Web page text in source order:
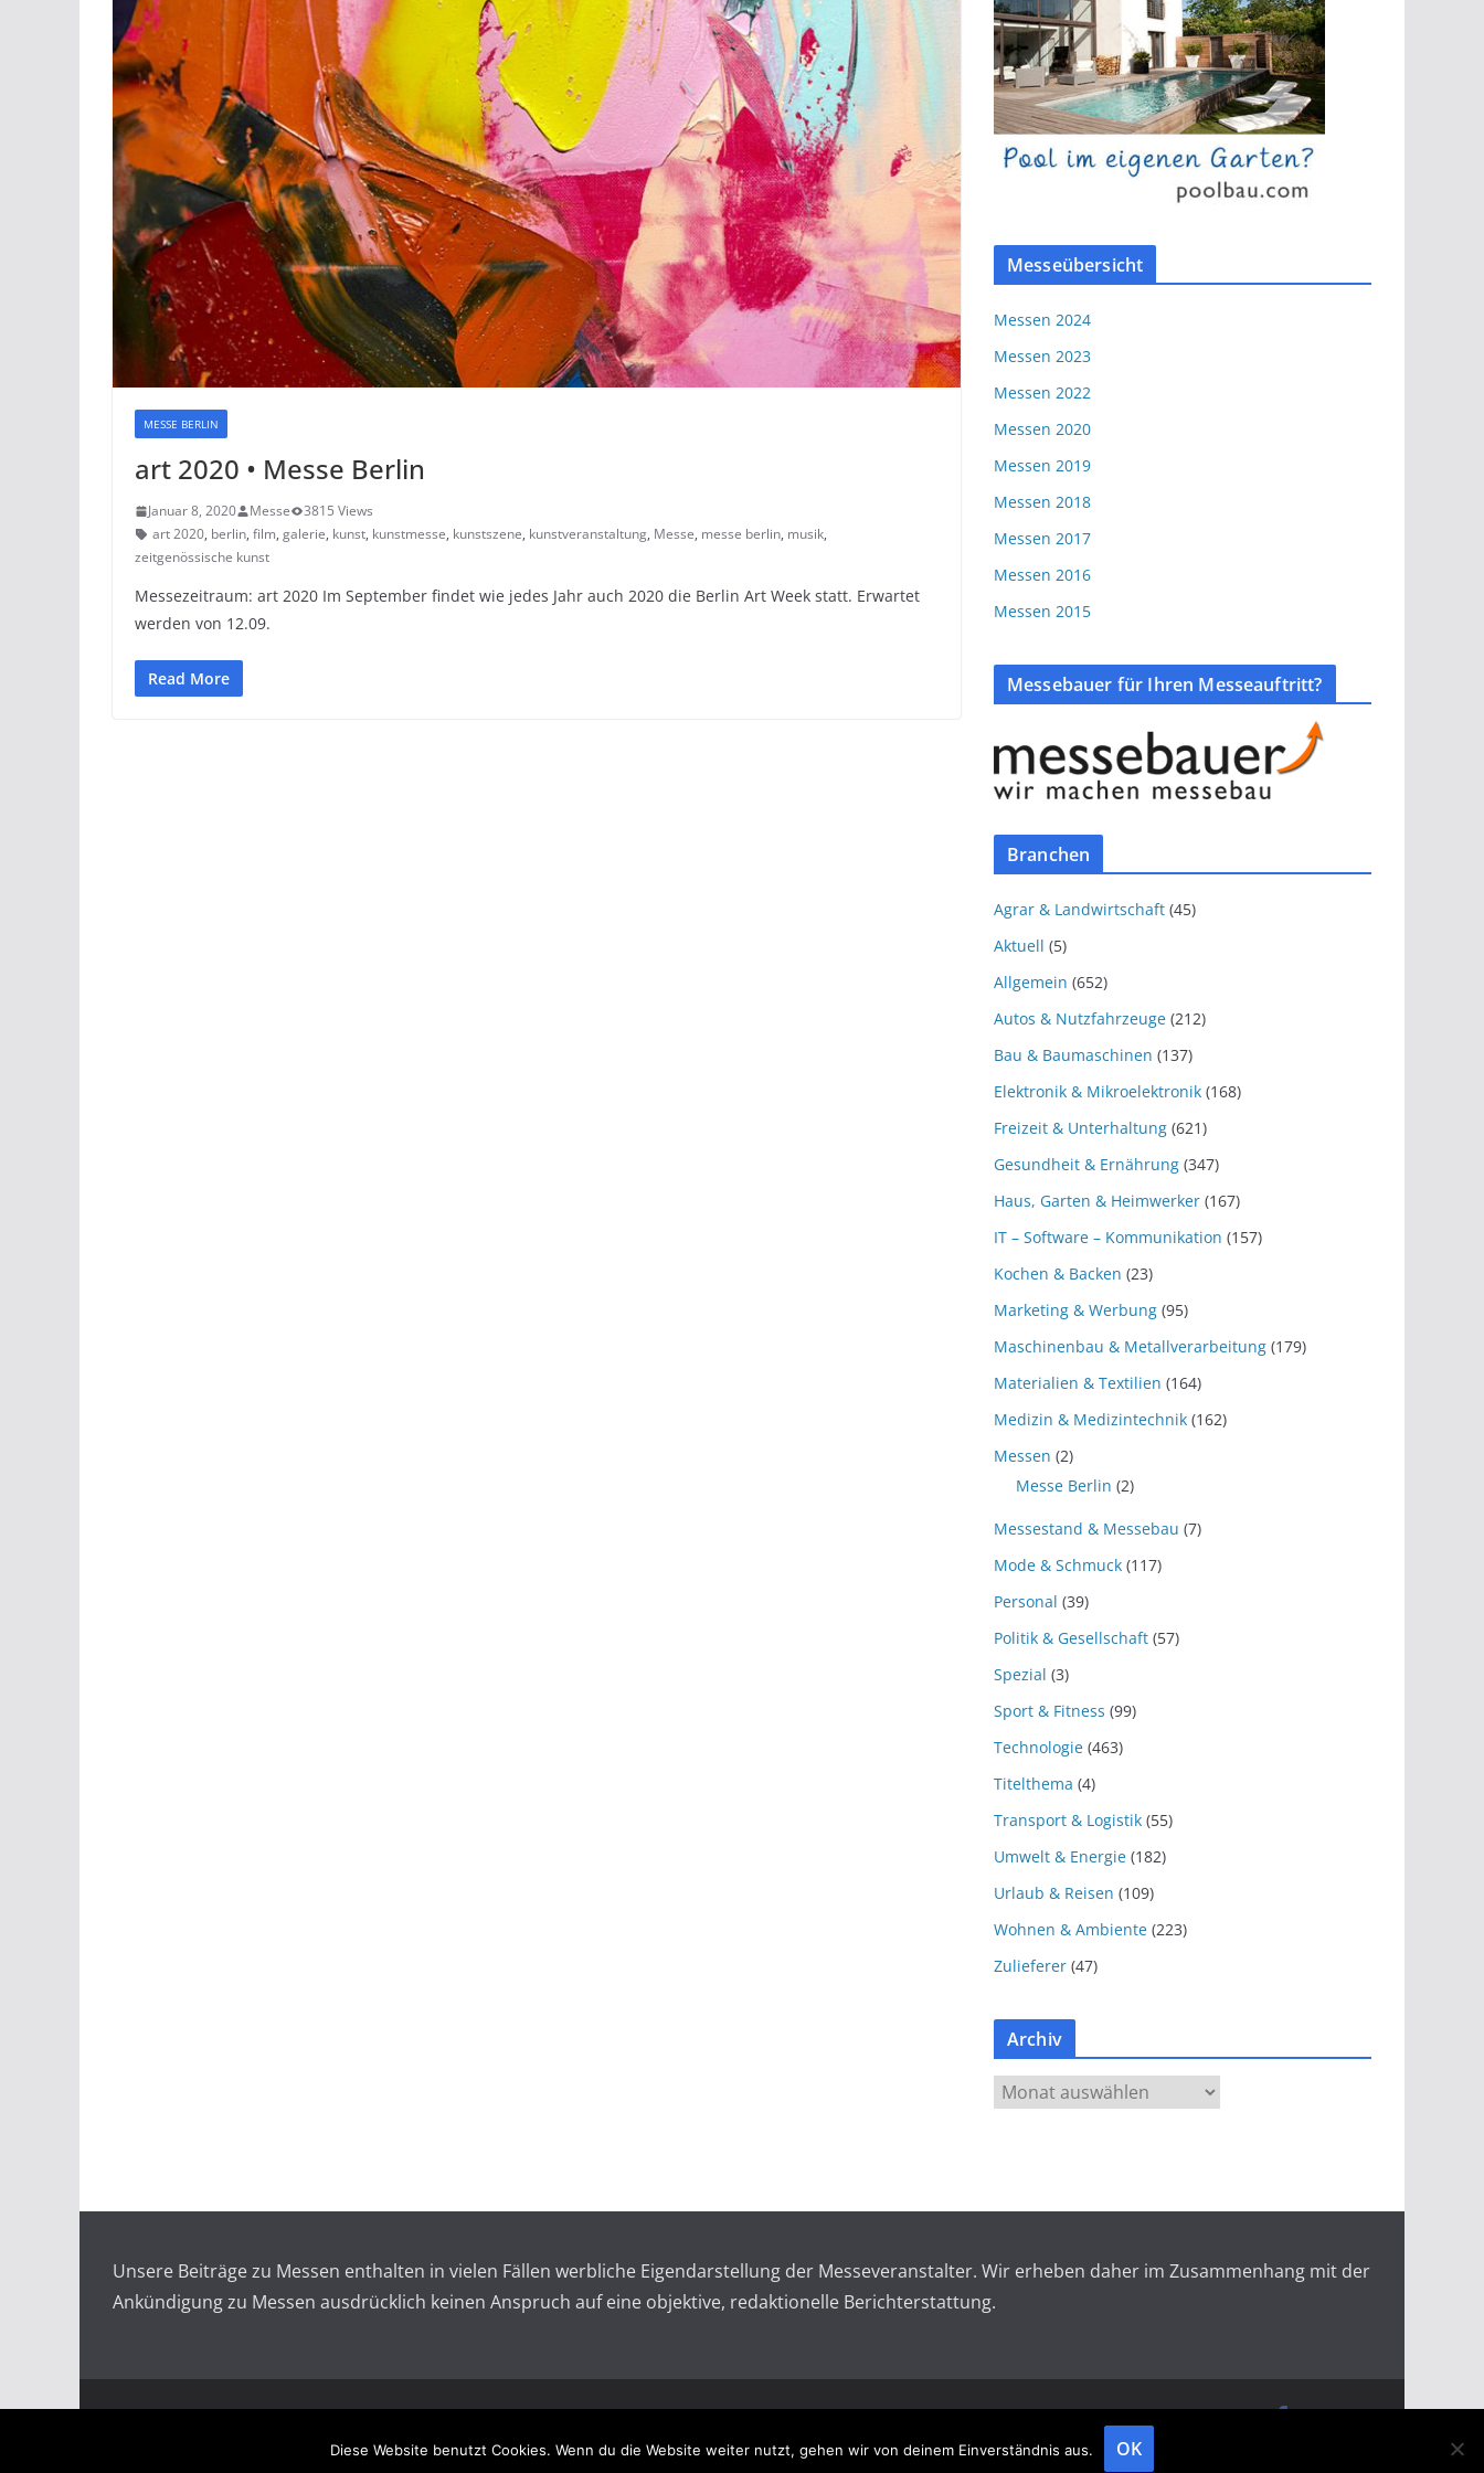
MESSE BERLIN
art 2020 • Messe Berlin
Januar 8, 2020 Messe
3815 Views
art 2020, berlin, film, galerie, kunst, kunstmesse, kunstszene, kunstveranstaltung, Messe, messe berlin, musik,
zeitgenössische kunst
Messezeitraum: art 2020 Im September findet wie jedes Jahr auch 2020 die Berlin Art Week statt. Erwartet
werden von 12.09.
Read More
Messeübersicht
Messen 2024
Messen 2023
Messen 2022
Messen 2020
Messen 2019
Messen 2018
Messen 2017
Messen 2016
Messen 2015
Messebauer für Ihren Messeauftritt?
Branchen
Agrar & Landwirtschaft (45)
Aktuell (5)
Allgemein (652)
Autos & Nutzfahrzeuge (212)
Bau & Baumaschinen (137)
Elektronik & Mikroelektronik (168)
Freizeit & Unterhaltung (621)
Gesundheit & Ernährung (347)
Haus, Garten & Heimwerker (167)
IT – Software – Kommunikation (157)
Kochen & Backen (23)
Marketing & Werbung (95)
Maschinenbau & Metallverarbeitung (179)
Materialien & Textilien (164)
Medizin & Medizintechnik (162)
Messen (2)
Messe Berlin (2)
Messestand & Messebau (7)
Mode & Schmuck (117)
Personal (39)
Politik & Gesellschaft (57)
Spezial (3)
Sport & Fitness (99)
Technologie (463)
Titelthema (4)
Transport & Logistik (55)
Umwelt & Energie (182)
Urlaub & Reisen (109)
Wohnen & Ambiente (223)
Zulieferer (47)
Archiv
r
Unsere Beiträge zu Messen enthalten in vielen Fällen werbliche Eigendarstellung der Messeveranstalter. Wir erheben daher im Zusammenhang mit der
Ankündigung zu Messen ausdrücklich keinen Anspruch auf eine objektive, redaktionelle Berichterstattung.
Datenschutz
Diese Website benutzt Cookies. Wenn du die Website weiter nutzt, gehen wir von deinem Einverständnis aus. OK